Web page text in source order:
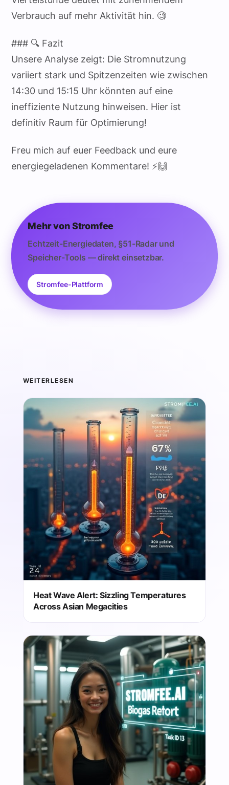
Verbrauch auf mehr Aktivität hin. 🧐
### 🔍 Fazit
Unsere Analyse zeigt: Die Stromnutzung
variiert stark und Spitzenzeiten wie zwischen
14:30 und 15:15 Uhr könnten auf eine
ineffiziente Nutzung hinweisen. Hier ist
definitiv Raum für Optimierung!
Freu mich auf euer Feedback und eure
energiegeladenen Kommentare! ⚡🙌
Mehr von Stromfee
Echtzeit-Energiedaten, §51-Radar und
Speicher-Tools — direkt einsetzbar.
Stromfee-Plattform
WEITERLESEN
Heat Wave Alert: Sizzling Temperatures
Across Asian Megacities